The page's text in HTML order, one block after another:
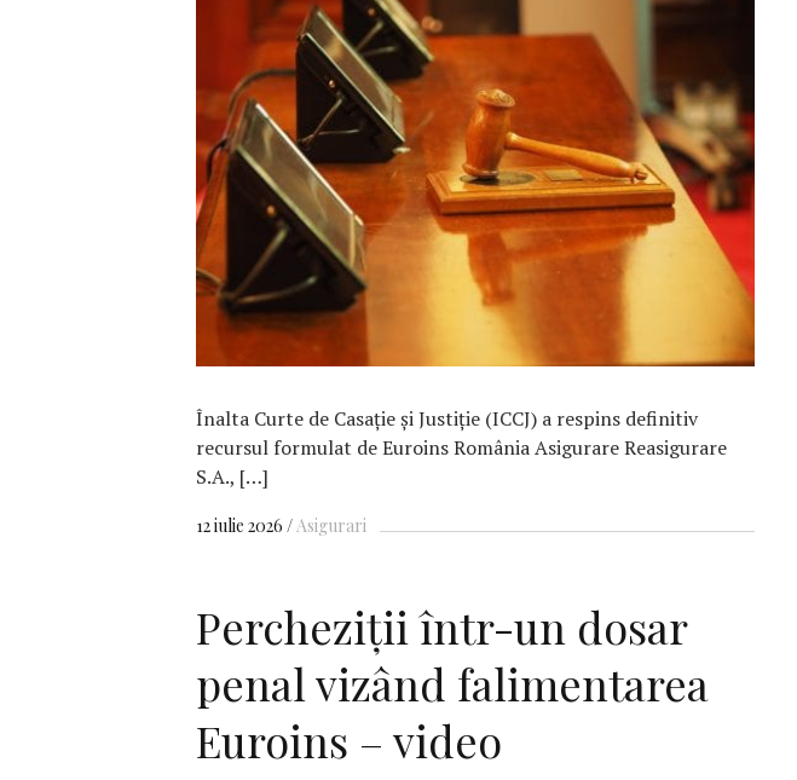
F
Înalta Curte de Casație și Justiție (ICCJ) a respins definitiv
recursul formulat de Euroins România Asigurare Reasigurare
S.A., […]
12 iulie 2026 Asigurari
Percheziții într-un dosar
penal vizând falimentarea
Euroins – video